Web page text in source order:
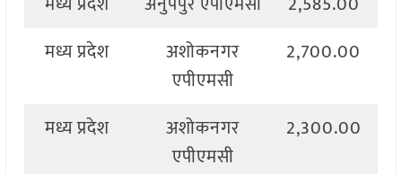
मध्य प्रदेश
अशोकनगर
एपीएमसी
2,700.00
मध्य प्रदेश
अशोकनगर
एपीएमसी
2,300.00